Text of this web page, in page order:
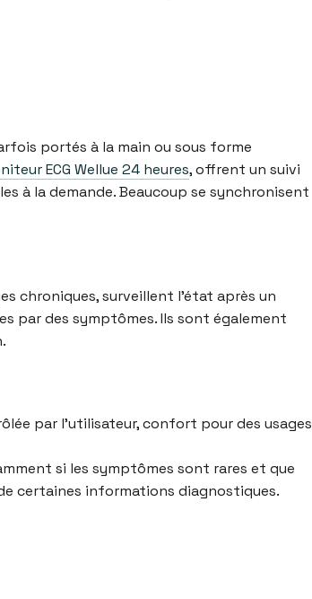
portés à la main ou sous forme
ECG Wellue 24 ​​heures, offrent un suivi
à la demande. Beaucoup se synchronisent
chroniques, surveillent l’état après un
par des symptômes. Ils sont également
par l’utilisateur, confort pour des usages
si les symptômes sont rares et que
certaines informations diagnostiques.